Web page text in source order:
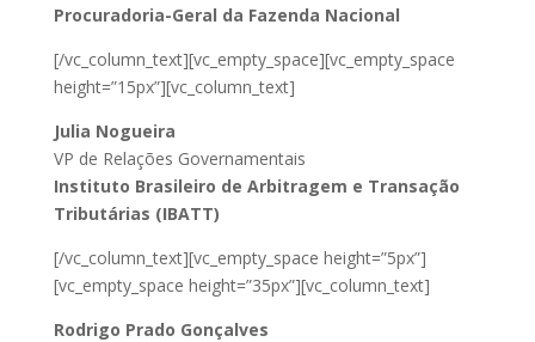
Procuradoria-Geral da Fazenda Nacional
[/vc_column_text][vc_empty_space][vc_empty_space
height=”15px”][vc_column_text]
Julia Nogueira
VP de Relações Governamentais
Instituto Brasileiro de Arbitragem e Transação
Tributárias (IBATT)
[/vc_column_text][vc_empty_space height=”5px”]
[vc_empty_space height=”35px”][vc_column_text]
Rodrigo Prado Gonçalves